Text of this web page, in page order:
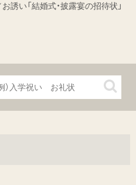
誘い「結婚式・披露宴の招待状」